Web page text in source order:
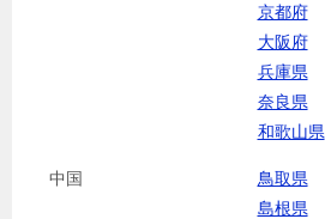
京都府
大阪府
兵庫県
奈良県
和歌山県
中国
鳥取県
島根県